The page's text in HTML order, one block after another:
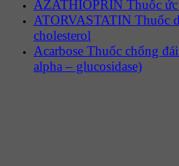
AZATHIOPRIN Thuốc ức
ATORVASTATIN Thuốc
cholesterol
Acarbose Thuốc chống
alpha – glucosidase)